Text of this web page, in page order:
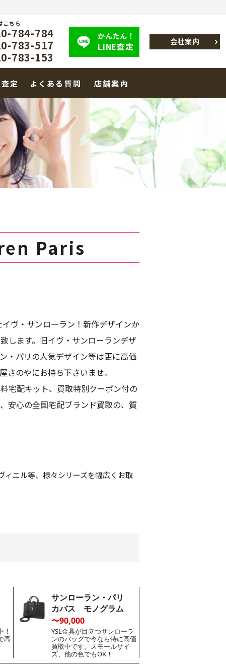
こちら
784-784
783-517
783-153
かんたん！
LINE査定 会社案内
定 よくある質問 店舗案内
Paris
ヴ・サンローラン！新作デザインか
します。旧イヴ・サンローランデザ
・パリの人気デザイン等は更に高価
さのやにお持ち下さいませ。
宅配キット、買取特別クーポン付の
安心の全国宅配ブランド買取の、質
ィニル等、様々シリーズを幅広くお取
！
高
サンローラン・パリ
カバス モノグラム
〜90,000
YSL金具が目立つサンローラ
ンのバッグで今なら特に高価
買取中です。スモールサイ
ズ、他の色でもOK！